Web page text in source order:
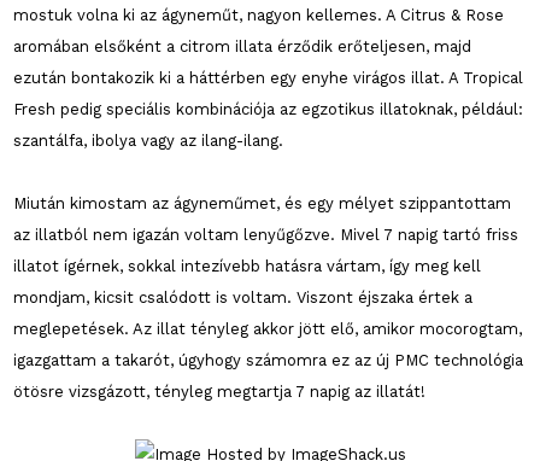
mostuk volna ki az ágyneműt, nagyon kellemes. A Citrus & Rose
aromában elsőként a citrom illata érződik erőteljesen, majd
ezután bontakozik ki a háttérben egy enyhe virágos illat. A Tropical
Fresh pedig speciális kombinációja az egzotikus illatoknak, például:
szantálfa, ibolya vagy az ilang-ilang.
Miután kimostam az ágyneműmet, és egy mélyet szippantottam
az illatból nem igazán voltam lenyűgőzve. Mivel 7 napig tartó friss
illatot ígérnek, sokkal intezívebb hatásra vártam, így meg kell
mondjam, kicsit csalódott is voltam. Viszont éjszaka értek a
meglepetések. Az illat tényleg akkor jött elő, amikor mocorogtam,
igazgattam a takarót, úgyhogy számomra ez az új PMC technológia
ötösre vizsgázott, tényleg megtartja 7 napig az illatát!